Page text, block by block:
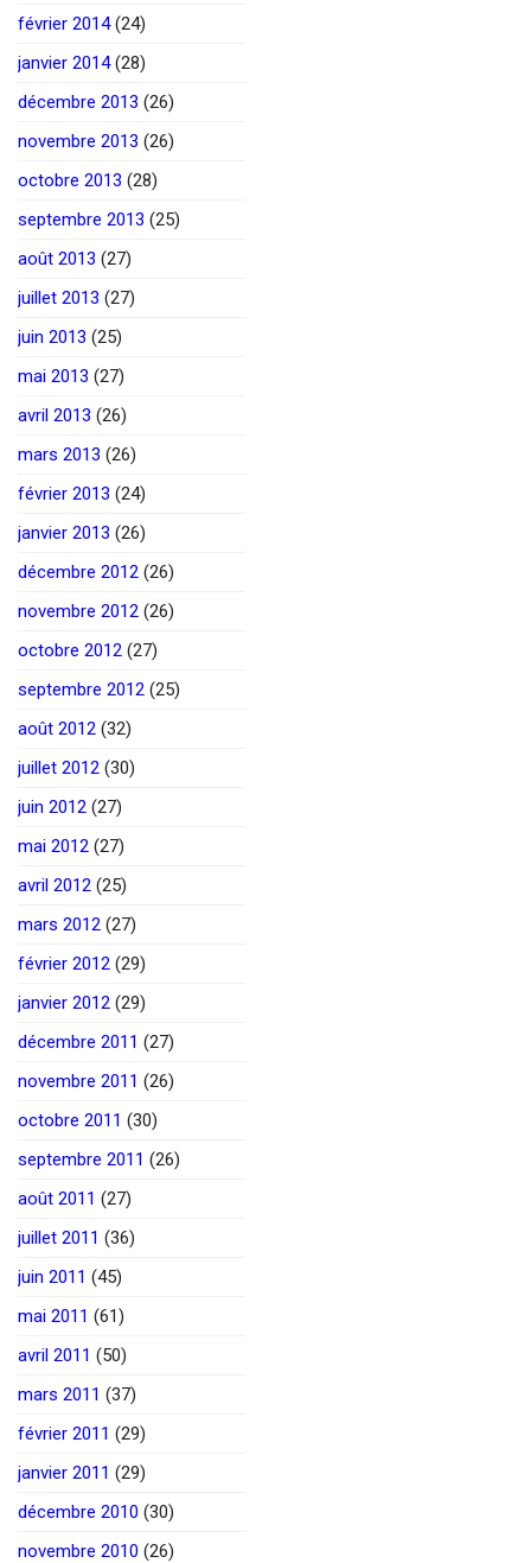
février 2014(24)
janvier 2014(28)
décembre 2013 (26)
novembre 2013 (26)
octobre 2013 (28)
septembre 2013 (25)
août 2013 (27)
juillet 2013 (27)
juin 2013 (25)
mai 2013 (27)
avril 2013 (26)
mars 2013 (26)
février 2013 (24)
janvier 2013 (26)
décembre 2012 (26)
novembre 2012 (26)
octobre 2012 (27)
septembre 2012 (25)
août 2012 (32)
juillet 2012 (30)
juin 2012 (27)
mai 2012 (27)
avril 2012 (25)
mars 2012 (27)
février 2012 (29)
janvier 2012 (29)
décembre 2011 (27)
novembre 2011 (26)
octobre 2011 (30)
septembre 2011 (26)
août 2011 (27)
juillet 2011 (36)
juin 2011 (45)
mai 2011 (61)
avril 2011 (50)
mars 2011 (37)
février 2011 (29)
janvier 2011 (29)
décembre 2010 (30)
novembre 2010 (26)